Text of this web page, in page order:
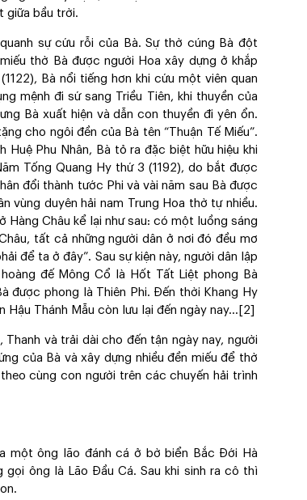
giữa bầu trời.
sự cứu rỗi của Bà. Sự thờ cúng Bà đột
thờ Bà được người Hoa xây dựng ở khắp
Bà nổi tiếng hơn khi cứu một viên quan
mệnh đi sứ sang Triều Tiên, khi thuyền của
Bà xuất hiện và dẫn con thuyền đi yên ổn.
cho ngôi đền của Bà tên “Thuận Tế Miếu”.
Huệ Phu Nhân, Bà tỏ ra đặc biệt hữu hiệu khi
Tống Quang Hy thứ 3 (1192), do bắt được
đổi thành tước Phi và vài năm sau Bà được
vùng duyên hải nam Trung Hoa thờ tự nhiều.
Hàng Châu kể lại như sau: có một luồng sáng
tất cả những người dân ở nơi đó đều mơ
để ta ở đây”. Sau sự kiện này, người dân lập
đế Mông Cổ là Hốt Tất Liệt phong Bà
được phong là Thiên Phi. Đến thời Khang Hy
Hậu Thánh Mẫu còn lưu lại đến ngày nay… [2]
và trải dài cho đến tận ngày nay, người
của Bà và xây dựng nhiều đền miếu để thờ
cùng con người trên các chuyến hải trình
một ông lão đánh cá ở bờ biển Bắc Đới Hà
ông là Lão Đầu Cá. Sau khi sinh ra cô thì